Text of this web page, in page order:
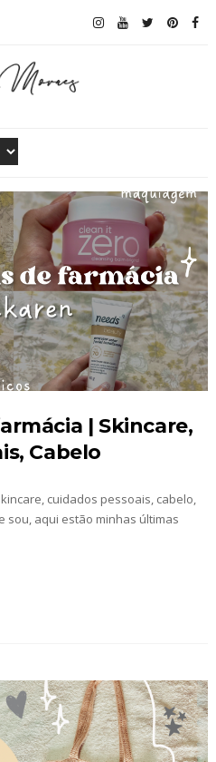
| Skincare,
Cabelo
cuidados pessoais, cabelo,
sou, aqui estão minhas últimas